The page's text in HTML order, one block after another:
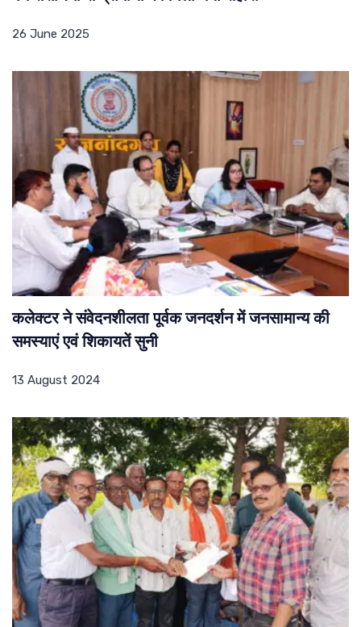
26 June 2025
कलेक्टर ने संवेदनशीलता पूर्वक जनदर्शन में जनसामान्य की
समस्याएं एवं शिकायतें सुनी
13 August 2024